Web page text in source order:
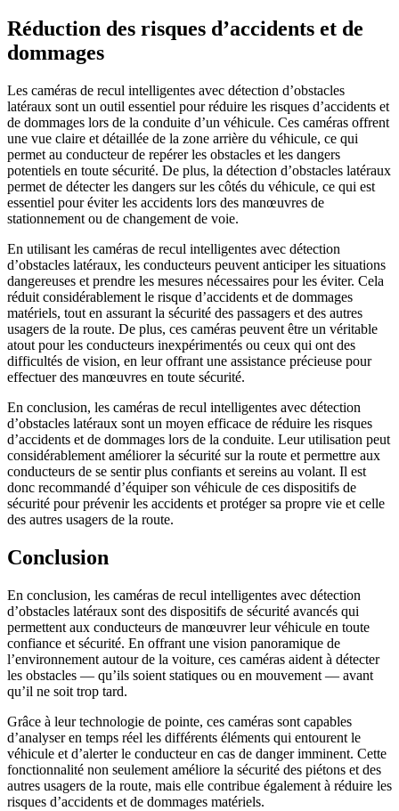
Réduction des risques d’accidents et de
dommages
Les caméras de recul intelligentes avec détection d’obstacles
latéraux sont un outil essentiel pour réduire les risques d’accidents et
de dommages lors de la conduite d’un véhicule. Ces caméras offrent
une vue claire et détaillée de la zone arrière du véhicule, ce qui
permet au conducteur de repérer les obstacles et les dangers
potentiels en toute sécurité. De plus, la détection d’obstacles latéraux
permet de détecter les dangers sur les côtés du véhicule, ce qui est
essentiel pour éviter les accidents lors des manœuvres de
stationnement ou de changement de voie.
En utilisant les caméras de recul intelligentes avec détection
d’obstacles latéraux, les conducteurs peuvent anticiper les situations
dangereuses et prendre les mesures nécessaires pour les éviter. Cela
réduit considérablement le risque d’accidents et de dommages
matériels, tout en assurant la sécurité des passagers et des autres
usagers de la route. De plus, ces caméras peuvent être un véritable
atout pour les conducteurs inexpérimentés ou ceux qui ont des
difficultés de vision, en leur offrant une assistance précieuse pour
effectuer des manœuvres en toute sécurité.
En conclusion, les caméras de recul intelligentes avec détection
d’obstacles latéraux sont un moyen efficace de réduire les risques
d’accidents et de dommages lors de la conduite. Leur utilisation peut
considérablement améliorer la sécurité sur la route et permettre aux
conducteurs de se sentir plus confiants et sereins au volant. Il est
donc recommandé d’équiper son véhicule de ces dispositifs de
sécurité pour prévenir les accidents et protéger sa propre vie et celle
des autres usagers de la route.
Conclusion
En conclusion, les caméras de recul intelligentes avec détection
d’obstacles latéraux sont des dispositifs de sécurité avancés qui
permettent aux conducteurs de manœuvrer leur véhicule en toute
confiance et sécurité. En offrant une vision panoramique de
l’environnement autour de la voiture, ces caméras aident à détecter
les obstacles — qu’ils soient statiques ou en mouvement — avant
qu’il ne soit trop tard.
Grâce à leur technologie de pointe, ces caméras sont capables
d’analyser en temps réel les différents éléments qui entourent le
véhicule et d’alerter le conducteur en cas de danger imminent. Cette
fonctionnalité non seulement améliore la sécurité des piétons et des
autres usagers de la route, mais elle contribue également à réduire les
risques d’accidents et de dommages matériels.